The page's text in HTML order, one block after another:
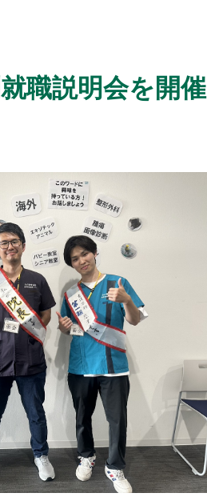
職説明会を開催